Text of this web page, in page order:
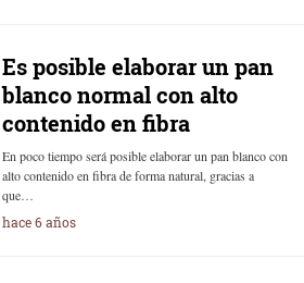
Es posible elaborar un pan
blanco normal con alto
contenido en fibra
En poco tiempo será posible elaborar un pan blanco con
alto contenido en fibra de forma natural, gracias a
que…
hace 6 años